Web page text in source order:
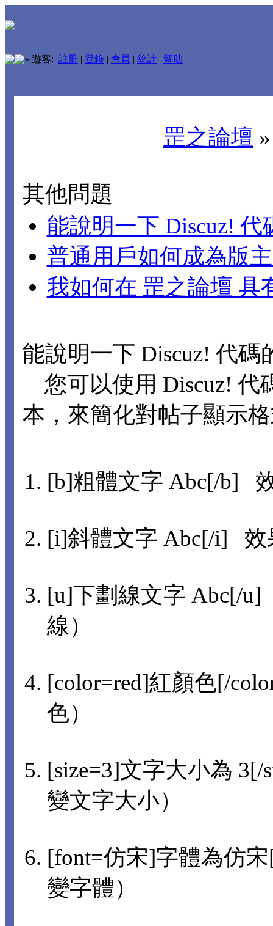
» 遊客: 註冊 | 登錄 | 會員 | 統計 | 幫助
罡之論壇
其他問題
能說明一下 Discuz! 代
普通用戶如何成為版
我如何在 罡之論壇 具
能說明一下 Discuz! 代碼
您可以使用 Discuz! 代
本，來簡化對帖子顯示
[b]粗體文字 Abc[/b]
[i]斜體文字 Abc[/i] 效
[u]下劃線文字 Abc[/
線）
[color=red]紅顏色[/
色）
[size=3]文字大小為
變文字大小）
[font=仿宋]字體為仿
變字體）